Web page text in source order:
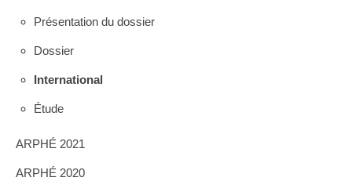
Présentation du dossier
Dossier
International
Étude
ARPHÉ 2021
ARPHÉ 2020